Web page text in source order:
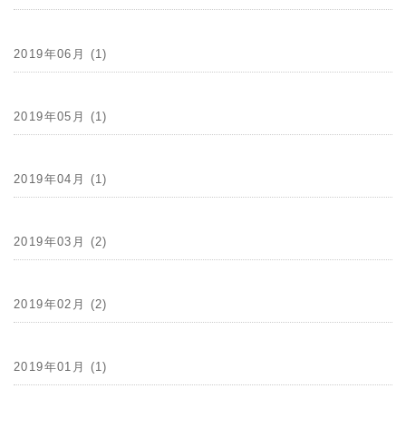
2019年06月 (1)
2019年05月 (1)
2019年04月 (1)
2019年03月 (2)
2019年02月 (2)
2019年01月 (1)